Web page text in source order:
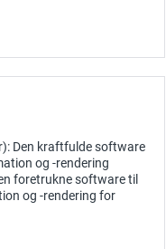
Den kraftfulde software
og -rendering
foretrukne software til
og -rendering for